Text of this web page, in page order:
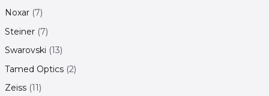
Noxar 7
Steiner 7
Swarovski 13
Tamed Optics 2
Zeiss 11